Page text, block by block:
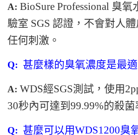
A: BioSure Professional 臭
驗室 SGS 認證，不會對人
任何刺激。
Q: 甚麼樣的臭氧濃度是最
A: WDS經SGS測試，使用
30秒內可達到99.99%的殺菌
Q: 甚麼可以用WDS1200臭